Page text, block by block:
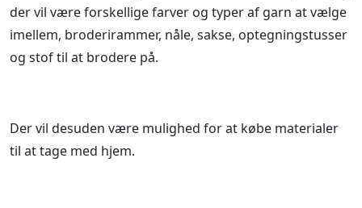
der vil være forskellige farver og typer af garn at vælge
imellem, broderirammer, nåle, sakse, optegningstusser
og stof til at brodere på.
Der vil desuden være mulighed for at købe materialer
til at tage med hjem.